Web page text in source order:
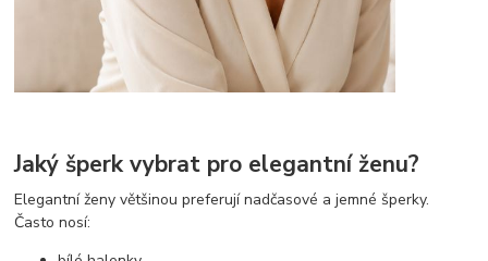
Jaký šperk vybrat pro elegantní ženu?
Elegantní ženy většinou preferují nadčasové a jemné šperky.
Často nosí: